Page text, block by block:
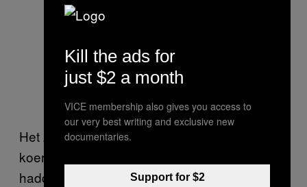
Het zou ook kunnen dat ze met de
koersstijging het verlies dat ze door de hacks
hadden geleden probeerden te verbergen. Er
Kill the ads for
just $2 a month
VICE membership also gives you access to
our very best writing and exclusive new
documentaries.
Support for $2